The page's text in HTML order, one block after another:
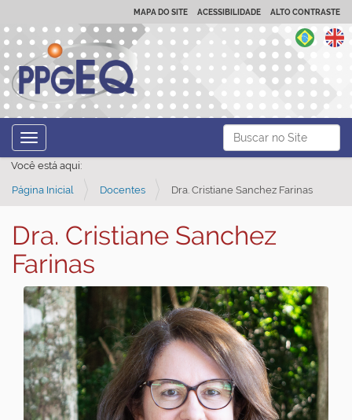
Busca
Busca Avançada…
MAPA DO SITE ACESSIBILIDADE ALTO CONTRASTE
Toggle navigation
Você está aqui:
Página Inicial Docentes Dra. Cristiane Sanchez Farinas
Dra. Cristiane Sanchez
Farinas